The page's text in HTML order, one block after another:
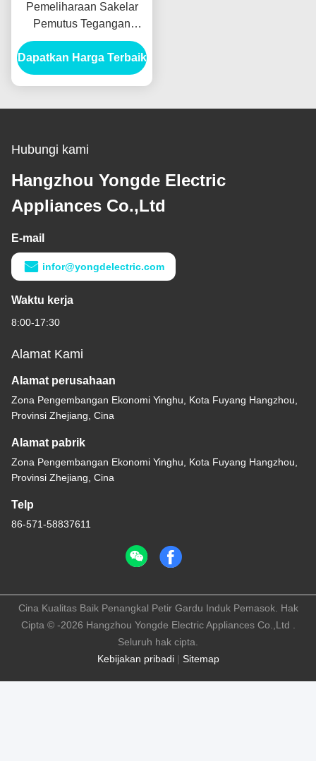
Pemeliharaan Sakelar
Pemutus Tegangan
Tinggi Horisontal Gratis
Dengan Mekanisme
Penggerak
Dapatkan Harga Terbaik
Hubungi kami
Hangzhou Yongde Electric
Appliances Co.,Ltd
E-mail
infor@yongdelectric.com
Waktu kerja
8:00-17:30
Alamat Kami
Alamat perusahaan
Zona Pengembangan Ekonomi Yinghu, Kota Fuyang Hangzhou,
Provinsi Zhejiang, Cina
Alamat pabrik
Zona Pengembangan Ekonomi Yinghu, Kota Fuyang Hangzhou,
Provinsi Zhejiang, Cina
Telp
86-571-58837611
Kebijakan pribadi| Sitemap
Cina Kualitas Baik Penangkal Petir Gardu Induk Pemasok. Hak
Cipta © -2026 Hangzhou Yongde Electric Appliances Co.,Ltd .
Seluruh hak cipta.